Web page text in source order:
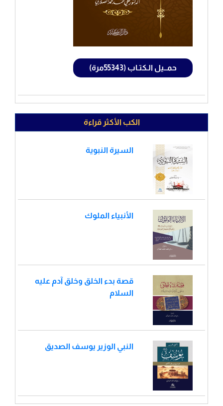
حمــيل الـكتـاب (55343مرة)
الكب الأكثر قراءة
السيرة النبوية
الأنبياء الملوك
قصة بدء الخلق وخلق آدم عليه
السلام
النبي الوزير يوسف الصديق